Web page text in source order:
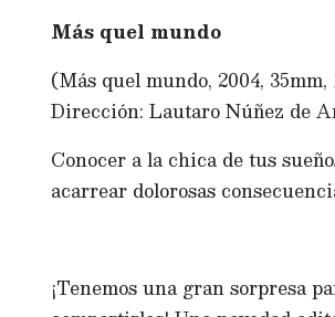
Más quel mundo
(Más quel mundo, 2004, 35mm,
Dirección: Lautaro Núñez de
Conocer a la chica de tus
acarrear dolorosas
¡Tenemos una gran sorpresa